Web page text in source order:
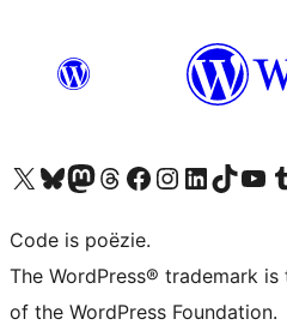
Bezoek ons X (voorheen Twitter) account
Bezoek ons Bluesky account
Bezoek ons Mastodon account
Bezoek ons Threads account
Onze Facebook pagina bezoeken
Bezoek ons Instagram account
Bezoek ons LinkedIn account
Bezoek ons TikTok
Bezoek ons
Code is poëzie.
The WordPress® trademark
of the WordPress Foundation.